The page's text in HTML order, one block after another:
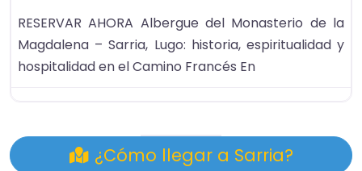
RESERVAR AHORA Albergue del Monasterio de la
Magdalena – Sarria, Lugo: historia, espiritualidad y
hospitalidad en el Camino Francés En
¿Cómo llegar a Sarria?